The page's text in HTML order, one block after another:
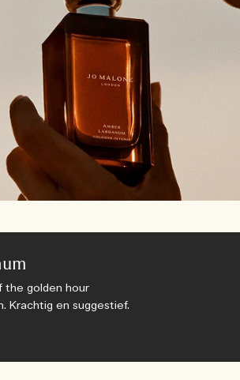
the golden hour
Krachtig en suggestief.